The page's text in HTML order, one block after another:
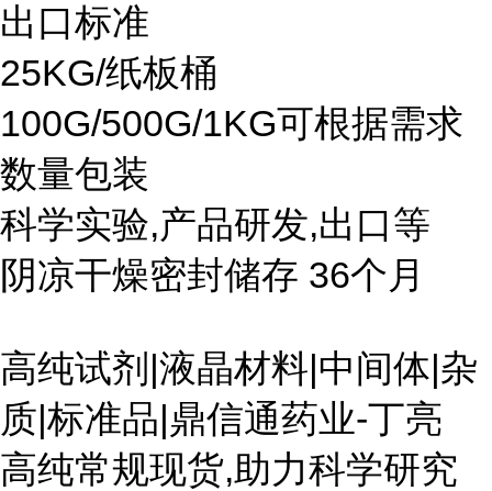
出口标准
25KG/纸板桶
100G/500G/1KG可根据需求
数量包装
科学实验,产品研发,出口等
阴凉干燥密封储存 36个月
高纯试剂|液晶材料|中间体|杂
质|标准品|鼎信通药业-丁亮
高纯常规现货,助力科学研究